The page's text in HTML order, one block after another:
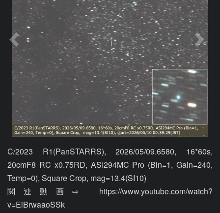
C/2023 R1(PanSTARRS), 2026/05/09.6580, 16*60s,
20cmF8 RC x0.75RD, ASI294MC Pro (Bin=1, Gain=240,
Temp=0), Square Crop, mag=13.4(SI10)
関連動画⇨  https://www.youtube.com/watch?
v=EiBrwaaoSSk